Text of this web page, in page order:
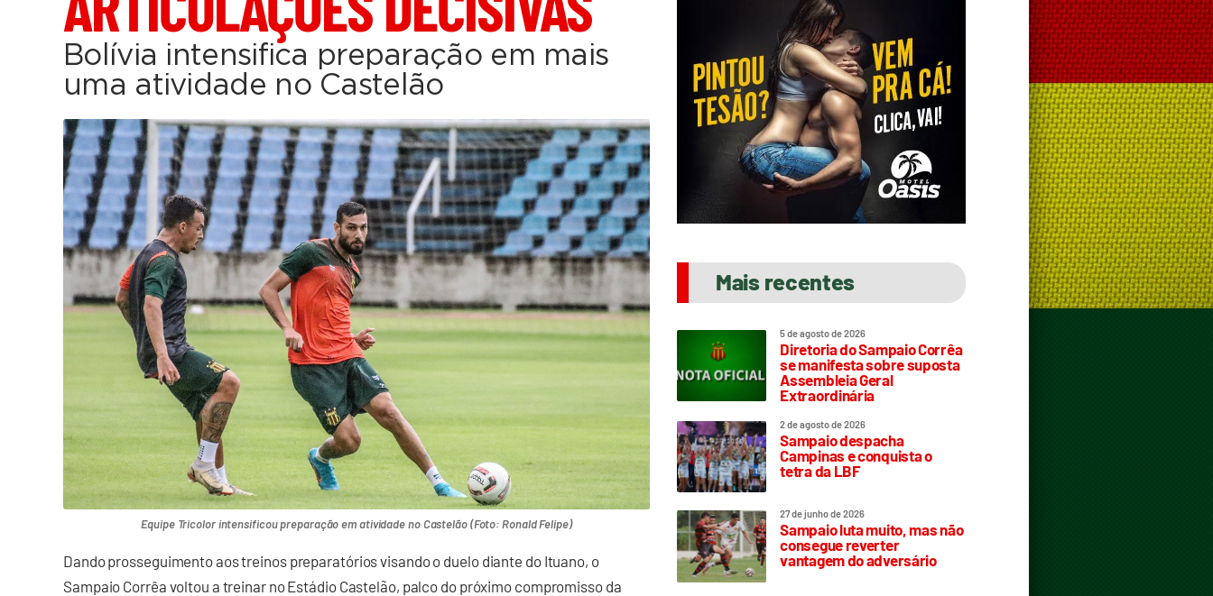
Bolívia intensifica preparação em mais
uma atividade no Castelão
Equipe Tricolor intensificou preparação em atividade no Castelão (Foto: Ronald Felipe)
Dando prosseguimento aos treinos preparatórios visando o duelo diante do Ituano, o
Sampaio Corrêa voltou a treinar no Estádio Castelão, palco do próximo compromisso da
Mais recentes
5 de agosto de 2026
Diretoria do Sampaio Corrêa
se manifesta sobre suposta
Assembleia Geral
Extraordinária
2 de agosto de 2026
Sampaio despacha
Campinas e conquista o
tetra da LBF
27 de junho de 2026
Sampaio luta muito, mas não
consegue reverter
vantagem do adversário